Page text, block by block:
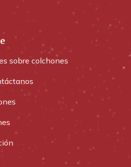
sobre colchones